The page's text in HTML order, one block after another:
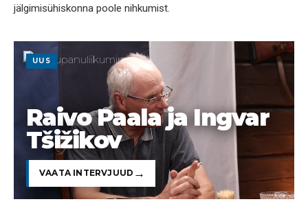
jälgimisühiskonna poole nihkumist.
UUS
Raivo Paala ja Ingvar
Tšižikov
VAATA INTERVJUUD